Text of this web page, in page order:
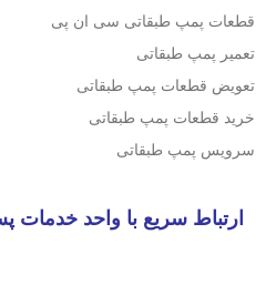
قطعات پمپ طبقاتی سی ان پی
تعمیر پمپ طبقاتی
تعویض قطعات پمپ طبقاتی
خرید قطعات پمپ طبقاتی
سرویس پمپ طبقاتی
ارتباط سریع با واحد